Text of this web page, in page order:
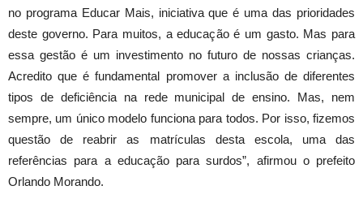
no programa Educar Mais, iniciativa que é uma das prioridades
deste governo. Para muitos, a educação é um gasto. Mas para
essa gestão é um investimento no futuro de nossas crianças.
Acredito que é fundamental promover a inclusão de diferentes
tipos de deficiência na rede municipal de ensino. Mas, nem
sempre, um único modelo funciona para todos. Por isso, fizemos
questão de reabrir as matrículas desta escola, uma das
referências para a educação para surdos”, afirmou o prefeito
Orlando Morando.